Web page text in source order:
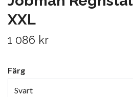
XXL
1 086 kr
Färg
Svart